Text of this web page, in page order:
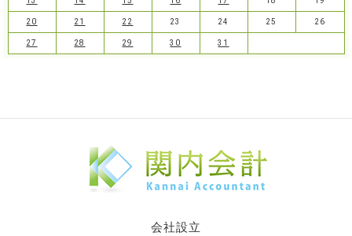
20 21 22 23 24 25 26
27 28 29 30 31
会社設立